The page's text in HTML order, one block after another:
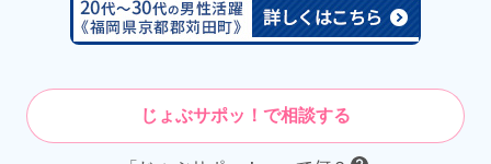
じょぶサポッ！で相談する